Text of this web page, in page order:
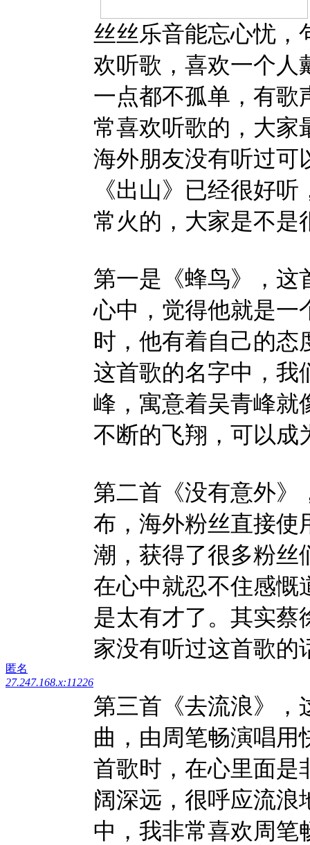
匿名
27.247.168.x:11226
丝丝乐音能忘心忧，
欢听歌，喜欢一个人
一点都不孤单，有歌
常喜欢听歌的，大家
海外朋友没有听过可
《出山》已经很好
常火的，大家是不是
第一是《蜂鸟》，这
心中，觉得他就是一
时，他有着自己的态
这首歌的名字中，我
峰，寓意着吴青峰就
不断的飞翔，可以成
第二首《没有意外》
布，海外粉丝直接使
潮，获得了很多粉丝
在心中就忍不住感慨
是太有才了。其实蔡
家没有听过这首歌的
第三首《去流浪》，
曲，由周笔畅演唱用
首歌时，在心里面是
阔深远，很呼应流浪
中，我非常喜欢周笔